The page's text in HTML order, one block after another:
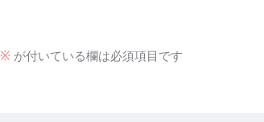
※ が付いている欄は必須項目です